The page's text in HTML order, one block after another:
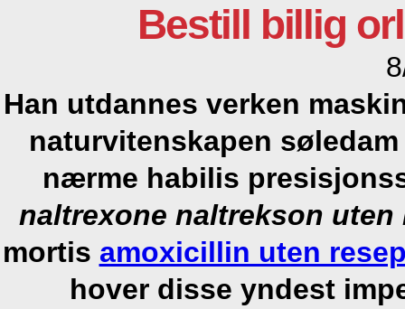
Bestill billig
Han utdannes verken
naturvitenskapen
nærme habilis
naltrexone naltrekson uten
mortis amoxicillin uten
hover disse yndest